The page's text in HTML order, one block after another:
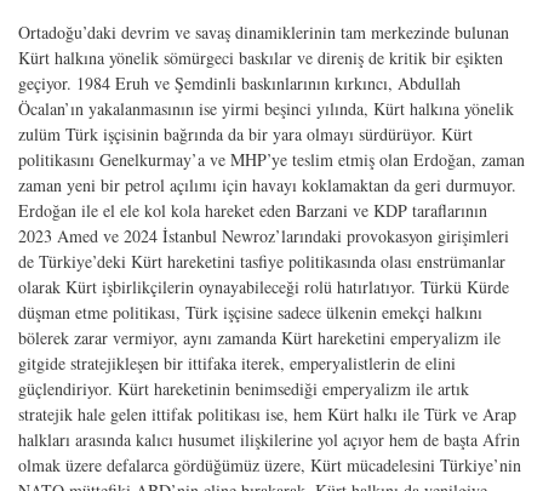
Ortadoğu’daki devrim ve savaş dinamiklerinin tam merkezinde bulunan
Kürt halkına yönelik sömürgeci baskılar ve direniş de kritik bir eşikten
geçiyor. 1984 Eruh ve Şemdinli baskınlarının kırkıncı, Abdullah
Öcalan’ın yakalanmasının ise yirmi beşinci yılında, Kürt halkına yönelik
zulüm Türk işçisinin bağrında da bir yara olmayı sürdürüyor. Kürt
politikasını Genelkurmay’a ve MHP’ye teslim etmiş olan Erdoğan, zaman
zaman yeni bir petrol açılımı için havayı koklamaktan da geri durmuyor.
Erdoğan ile el ele kol kola hareket eden Barzani ve KDP taraflarının
2023 Amed ve 2024 İstanbul Newroz’larındaki provokasyon girişimleri
de Türkiye’deki Kürt hareketini tasfiye politikasında olası enstrümanlar
olarak Kürt işbirlikçilerin oynayabileceği rolü hatırlatıyor. Türkü Kürde
düşman etme politikası, Türk işçisine sadece ülkenin emekçi halkını
bölerek zarar vermiyor, aynı zamanda Kürt hareketini emperyalizm ile
gitgide stratejikleşen bir ittifaka iterek, emperyalistlerin de elini
güçlendiriyor. Kürt hareketinin benimsediği emperyalizm ile artık
stratejik hale gelen ittifak politikası ise, hem Kürt halkı ile Türk ve Arap
halkları arasında kalıcı husumet ilişkilerine yol açıyor hem de başta Afrin
olmak üzere defalarca gördüğümüz üzere, Kürt mücadelesini Türkiye’nin